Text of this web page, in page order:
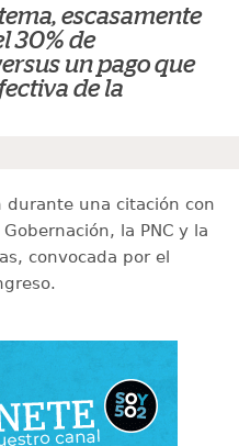
escasamente
30% de
un pago que
de la
durante una citación con
la PNC y la
convocada por el